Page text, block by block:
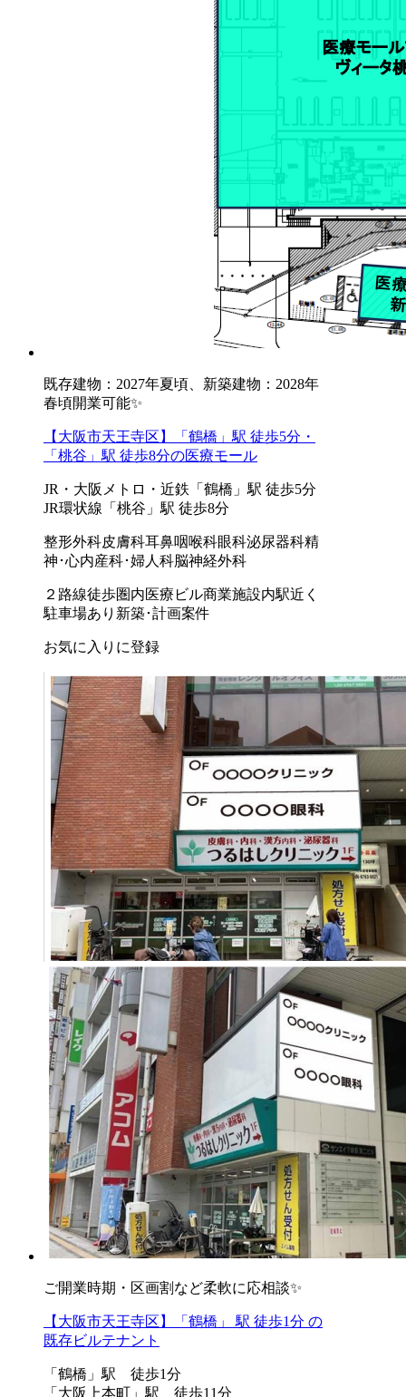
既存建物：2027年夏頃、新築建物：2028年
春頃開業可能✨
【大阪市天王寺区】「鶴橋」駅 徒歩5分・
「桃谷」駅 徒歩8分の医療モール
JR・大阪メトロ・近鉄「鶴橋」駅 徒歩5分
JR環状線「桃谷」駅 徒歩8分
整形外科皮膚科耳鼻咽喉科眼科泌尿器科精
神･心内産科･婦人科脳神経外科
２路線徒歩圏内医療ビル商業施設内駅近く
駐車場あり 新築･計画案件
お気に入りに登録
ご開業時期・区画割など柔軟に応相談✨
【大阪市天王寺区】「鶴橋」 駅 徒歩1分 の
既存ビルテナント
「鶴橋」駅 徒歩1分
「大阪上本町」駅 徒歩11分